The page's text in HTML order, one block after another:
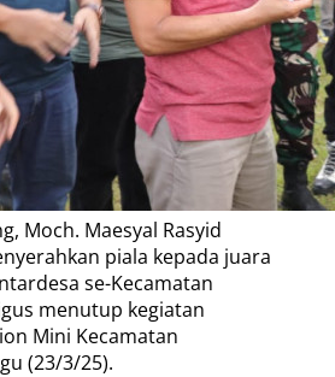
Moch. Maesyal Rasyid
piala kepada juara
se-Kecamatan
menutup kegiatan
Mini Kecamatan
(23/3/25).